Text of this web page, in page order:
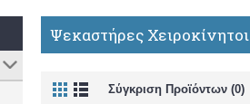
Ψεκαστήρες Χειροκίνητοι
Σύγκριση Προϊόντων (0)